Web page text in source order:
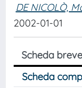
DE NICOLÒ,
2002-01-01
Scheda breve
Scheda